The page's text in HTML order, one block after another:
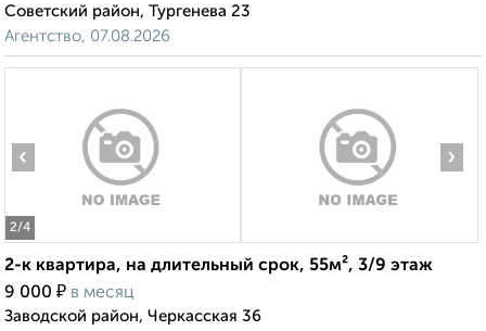
Советский район, Тургенева 23
Агентство, 07.08.2026
2/4
‹ ›
2-к квартира, на длительный срок, 55м², 3/9 этаж
9 000 ₽ в месяц
Заводской район, Черкасская 36